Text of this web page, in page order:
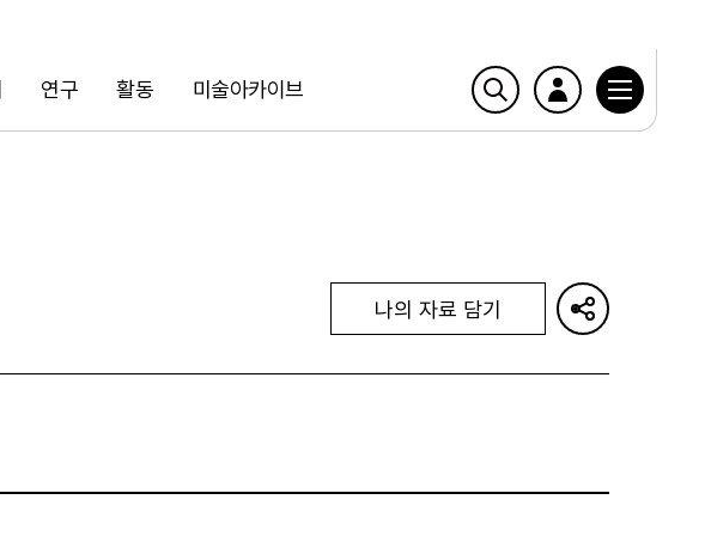
연구 활동 미술아카이브
나의 자료 담기